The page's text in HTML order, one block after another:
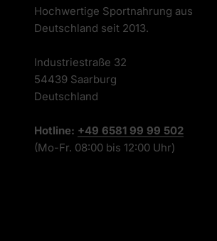
Hochwertige Sportnahrung aus
Deutschland seit 2013.
Industriestraße 32
54439 Saarburg
Deutschland
Hotline: +49 6581 99 99 502
(Mo-Fr. 08:00 bis 12:00 Uhr)